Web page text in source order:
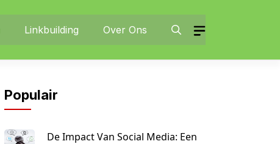
Linkbuilding Over Ons
Populair
De Impact Van Social Media: Een